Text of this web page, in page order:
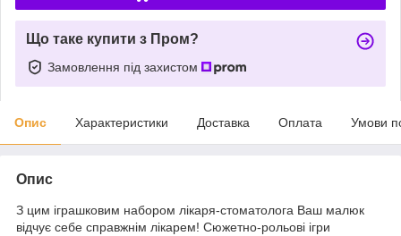
Що таке купити з Пром?
Замовлення під захистом
Опис Характеристики Доставка Оплата Умови
Опис
З цим іграшковим набором лікаря-стоматолога Ваш малюк
відчує себе справжнім лікарем! Сюжетно-рольові ігри